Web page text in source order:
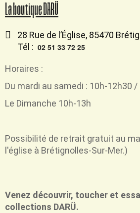
La boutique DARÜ
28 Rue de l’Église, 85470
Tél : 02 51 33 72 25
Horaires :
Du mardi au samedi : 10h-12h30 /
Le Dimanche 10h-13h
Possibilité de retrait gratuit au
l'église à Brétignolles-Sur-Mer.)
Venez découvrir, toucher et
collections DARÜ.